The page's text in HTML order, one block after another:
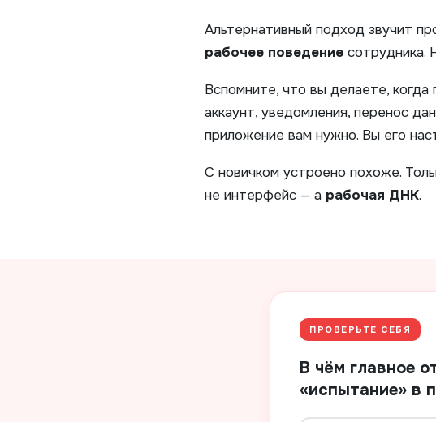
Альтернативный подход звучит
рабочее поведение сотрудника.
Вспомните, что вы делаете,
аккаунт, уведомления, перенос
приложение вам нужно. Вы его
С новичком устроено похоже.
не интерфейс — а рабочая ДНК.
ПРОВЕРЬТЕ СЕБЯ
В чём главное
«испытание» в